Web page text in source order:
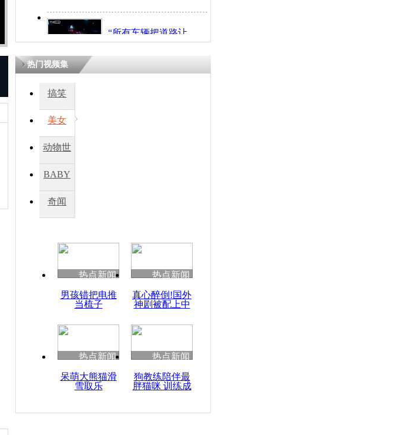
“所有车辆把道路让
开！”儿童突发疾病交
因
度苗族花山节
魂
热门视频集
搞笑
美女
动物世
BABY
秀
奇闻
热点新闻
男孩错把电推
当梳子
热点新闻
真心醉倒!国外
神剧被配上中
热点新闻
呆萌大熊猫滑
雪取乐
热点新闻
狗教练陪伴最
胖猫咪 训练成